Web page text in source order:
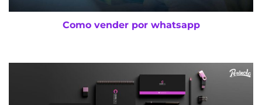
Como vender por whatsapp